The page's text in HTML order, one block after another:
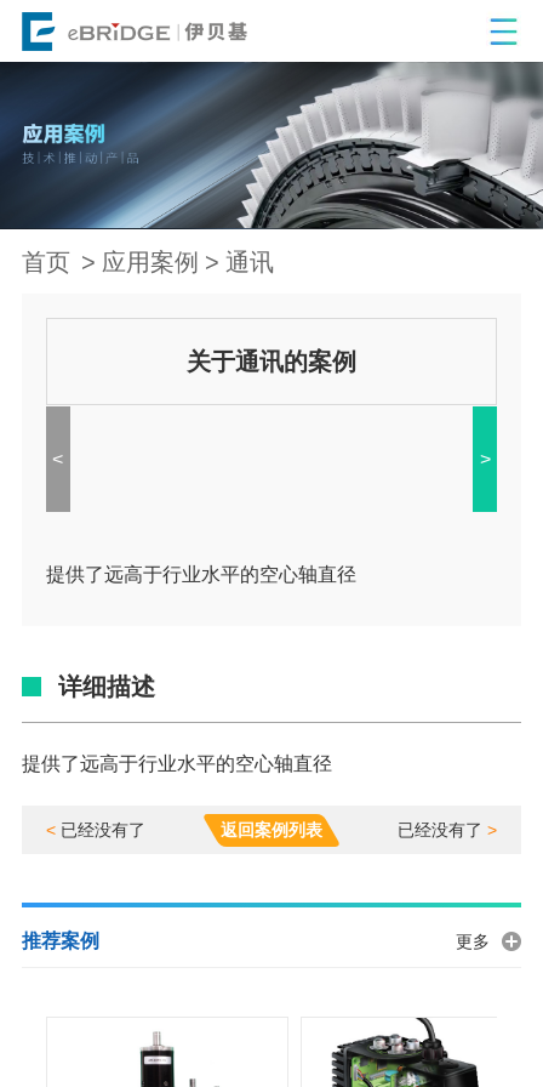
首页 应用案例 通讯
关于通讯的案例
< >
提供了远高于行业水平的空心轴直径
详细描述
提供了远高于行业水平的空心轴直径
<已经没有了 已经没有了>
返回案例列表
推荐案例 更多